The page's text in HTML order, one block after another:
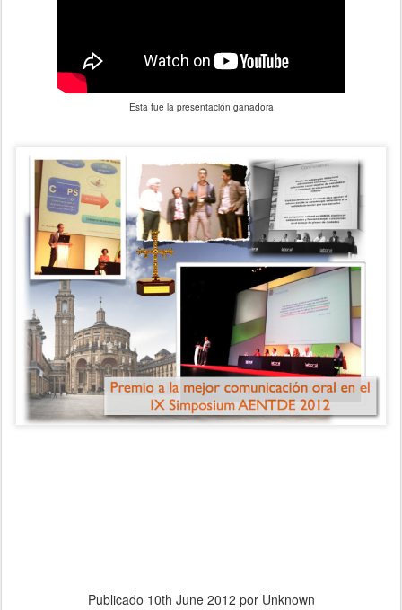
Esta fue la presentación ganadora
Publicado 10th June 2012 por Unknown